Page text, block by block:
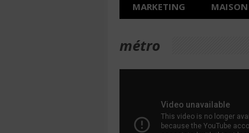
MARKETING MAISON
métro